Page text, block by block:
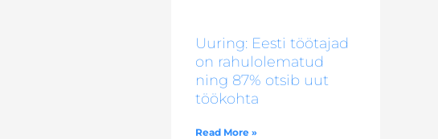
Uuring: Eesti töötajad
on rahulolematud
ning 87% otsib uut
töökohta
Read More »